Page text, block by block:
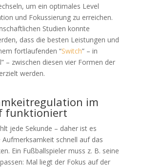
um ein optimales Level
und Fokussierung zu erreichen.
Studien konnte
dass die besten Leistungen und
fortlaufenden “Switch” – in
– zwischen diesen vier Formen der
werden.
im
funktioniert
jede Sekunde – daher ist es
Aufmerksamkeit schnell auf das
Ein Fußballspieler muss z. B. seine
Mal liegt der Fokus auf der